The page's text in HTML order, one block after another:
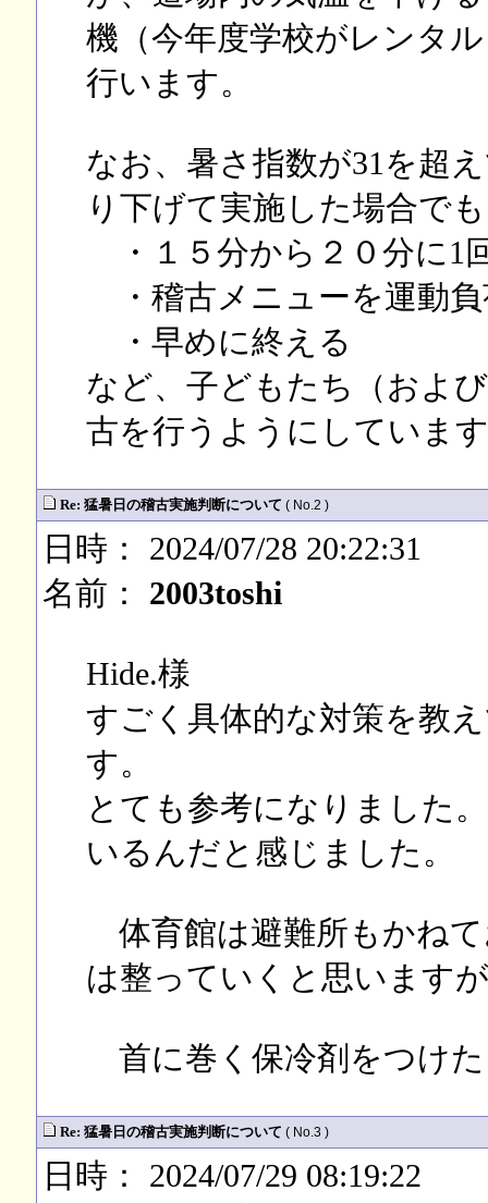
機（今年度学校がレンタ
行います。
なお、暑さ指数が31を超
り下げて実施した場合で
・１５分から２０分に1
・稽古メニューを運動
・早めに終える
など、子どもたち（およ
古を行うようにしていま
Re: 猛暑日の稽古実施判断について ( No.2 )
日時： 2024/07/28 20:22:31
名前： 2003toshi
Hide.様
すごく具体的な対策を教
す。
とても参考になりました
いるんだと感じました。
体育館は避難所もかね
は整っていくと思います
首に巻く保冷剤をつけ
Re: 猛暑日の稽古実施判断について ( No.3 )
日時： 2024/07/29 08:19:22